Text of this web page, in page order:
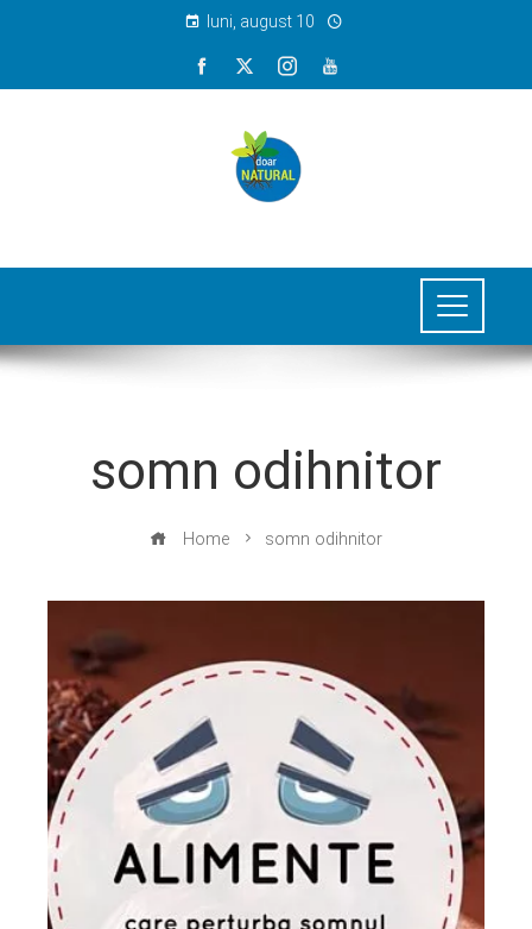
luni, august 10
somn odihnitor
Home somn odihnitor